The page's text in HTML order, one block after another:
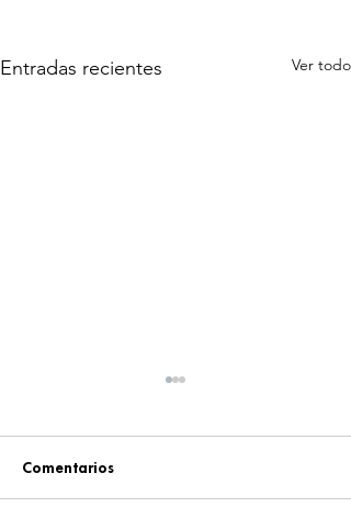
Entradas recientes Ver todo
Comentarios